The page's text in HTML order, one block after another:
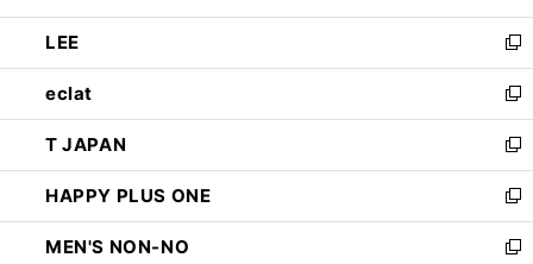
開
く
ウ
で
開
く
ン
ド
ウ
で
開
く
ウ
ィ
ン
ド
ウ
で
開
く
し
い
ウ
ィ
ン
ド
ウ
で
開
く
LEE
新
し
い
ウ
ィ
ン
ド
ウ
で
eclat
新
し
い
ウ
ィ
ン
ド
T JAPAN
新
し
い
ウ
ィ
HAPPY PLUS ONE
新
し
い
MEN'S NON-NO
新